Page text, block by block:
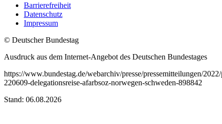
Barrierefreiheit
Datenschutz
Impressum
© Deutscher Bundestag
Ausdruck aus dem Internet-Angebot des Deutschen Bundestages
https://www.bundestag.de/webarchiv/presse/pressemitteilungen/
220609-delegationsreise-afarbsoz-norwegen-schweden-898842
Stand: 06.08.2026